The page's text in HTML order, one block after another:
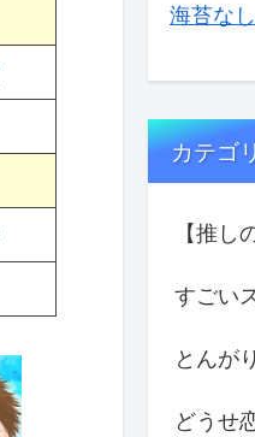
海苔な
カテゴ
【推し
すごい
とんが
どうせ